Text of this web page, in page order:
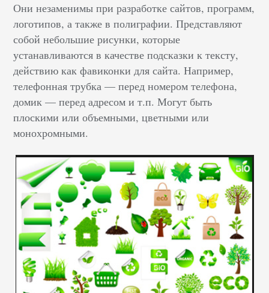
Они незаменимы при разработке сайтов, программ,
логотипов, а также в полиграфии. Представляют
собой небольшие рисунки, которые
устанавливаются в качестве подсказки к тексту,
действию как фавиконки для сайта. Например,
телефонная трубка — перед номером телефона,
домик — перед адресом и т.п. Могут быть
плоскими или объемными, цветными или
монохромными.